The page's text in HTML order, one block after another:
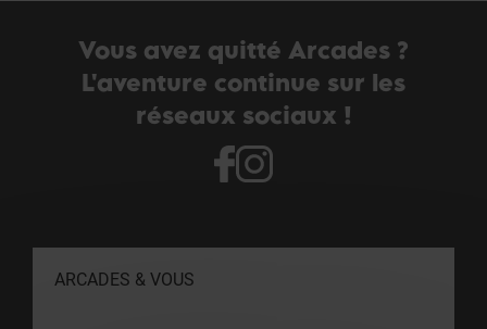
Vous avez quitté Arcades ?
L'aventure continue sur les
réseaux sociaux !
ARCADES & VOUS